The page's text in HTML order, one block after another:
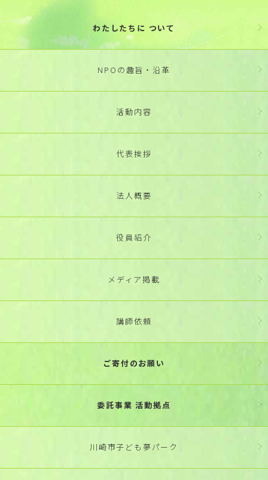
わたしたちに ついて
NPOの趣旨・沿革
活動内容
代表挨拶
法人概要
役員紹介
メディア掲載
講師依頼
ご寄付のお願い
委託事業 活動拠点
川崎市子ども夢パーク